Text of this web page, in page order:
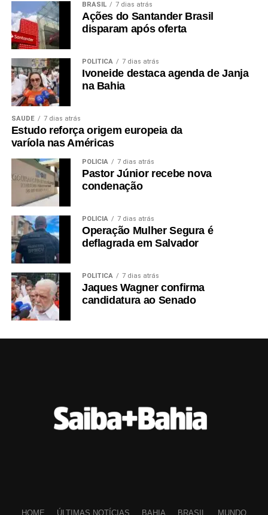
BRASIL 7 dias atrás
Ações do Santander Brasil
disparam após oferta
POLÍTICA 7 dias atrás
Ivoneide destaca agenda de Janja
na Bahia
SAÚDE 7 dias atrás
Estudo reforça origem europeia da
varíola nas Américas
POLÍCIA 7 dias atrás
Pastor Júnior recebe nova
condenação
POLÍCIA 7 dias atrás
Operação Mulher Segura é
deflagrada em Salvador
POLÍTICA 7 dias atrás
Jaques Wagner confirma
candidatura ao Senado
HOME ÚLTIMAS NOTÍCIAS BAHIA BRASIL MUNDO